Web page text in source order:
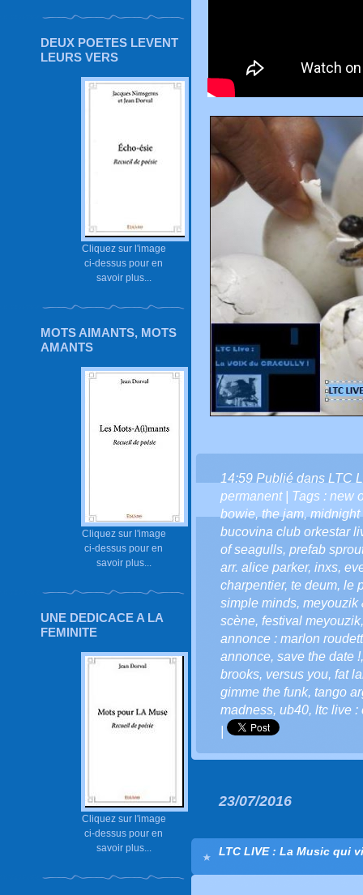
DEUX POETES LEVENT
LEURS VERS
Cliquez sur l'image
ci-dessus pour en
savoir plus...
MOTS AIMANTS, MOTS
AMANTS
Cliquez sur l'image
ci-dessus pour en
savoir plus...
UNE DEDICACE A LA
FEMINITE
Cliquez sur l'image
ci-dessus pour en
savoir plus...
14:59 Publié dans LTC
permanent| Tags : new
bowie,the jam,midnight
bucovina club orkestar
of seagulls, prefab
arr. alice parker, inxs,
charpentier, te deum, le
simple minds, meyouzik
scène, festival meyouzik
annonce : marlon
annonce, save the date !
brooks, versus you, fat
gimme the funk, tango
madness, ub40, ltc live :
23/07/2016
LTC LIVE : La Music qui